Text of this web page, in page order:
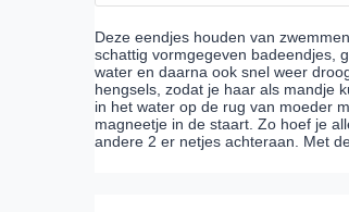
Deze eendjes houden van
schattig vormgegeven badeendjes,
water en daarna ook snel weer
hengsels, zodat je haar als mandje
in het water op de rug van moeder
magneetje in de staart. Zo hoef je
andere 2 er netjes achteraan. Met